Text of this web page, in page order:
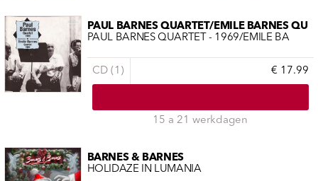
PAUL BARNES QUARTET/EMILE BARNES QU
PAUL BARNES QUARTET - 1969/EMILE BA
CD (1) € 17.99
15 a 21 werkdagen
BARNES & BARNES
HOLIDAZE IN LUMANIA